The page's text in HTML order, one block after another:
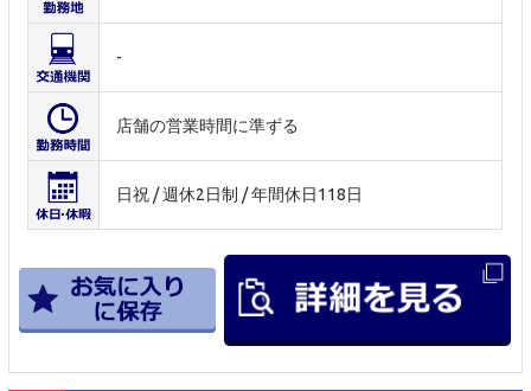
-
店舗の営業時間に準ずる
日祝 / 週休2日制 / 年間休日118日